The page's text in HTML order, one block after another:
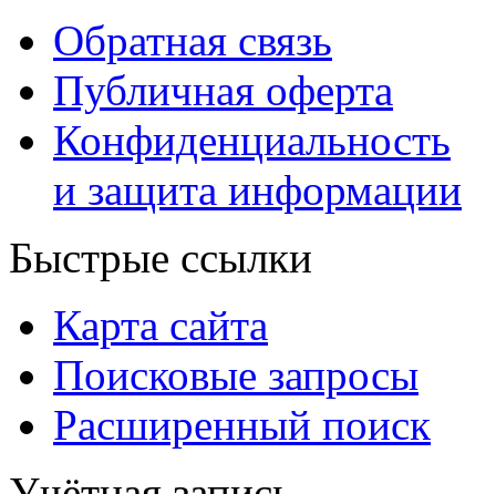
Обратная связь
Публичная оферта
Конфиденциальность
и защита информации
Быстрые ссылки
Карта сайта
Поисковые запросы
Расширенный поиск